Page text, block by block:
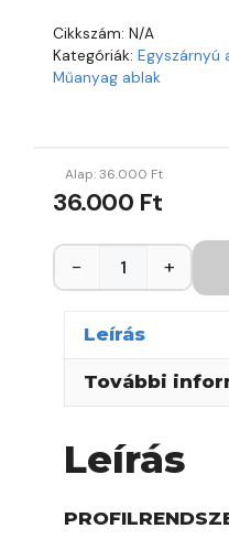
Cikkszám: N/A
Kategóriák: Egyszárnyú
Műanyag ablak
Alap:36.000 Ft
36.000 Ft
− +
Leírás
További
Leírás